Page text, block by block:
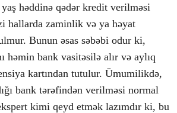
həddinə qədər kredit verilməsi
hallarda zaminlik və ya həyat
Bunun əsas səbəbi odur ki,
həmin bank vasitəsilə alır və aylıq
kartından tutulur. Ümumilikdə,
bank tərəfindən verilməsi normal
kimi qeyd etmək lazımdır ki, bu